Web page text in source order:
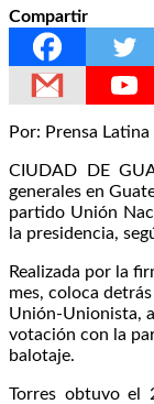
Compartir
Por: Prensa Latina
CIUDAD DE
generales en
partido Unión
la presidencia,
Realizada por la
mes, coloca
Unión-Unionista,
votación con la
balotaje.
Torres obtuvo el